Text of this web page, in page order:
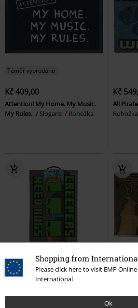
Shopping from
Please click here to visit EMP
International
Ok
Téměř vyprodáno
Kč 409,00
Attention! My Home. My Music.
My Rules.
Slogans Rohožka
Kč
All
Rohožka
Kč 409,00
Rohožka